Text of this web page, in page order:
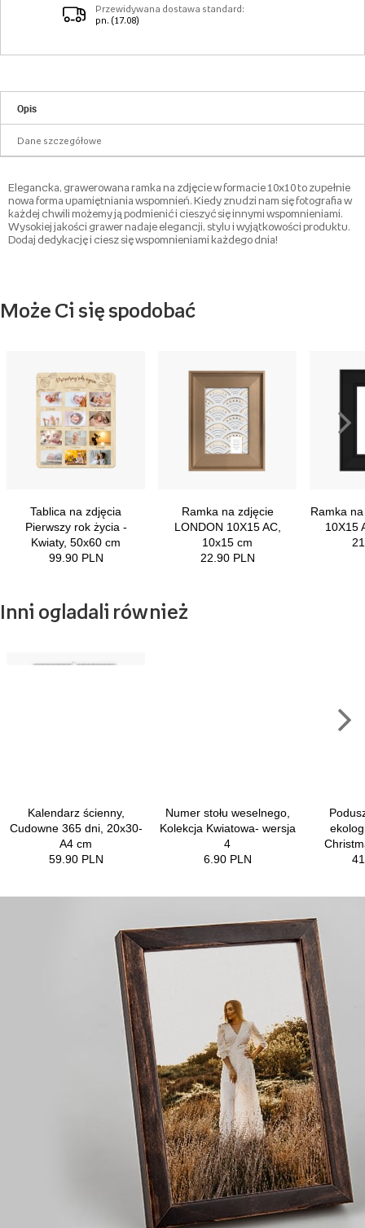
Przewidywana dostawa standard:
pn. (17.08)
Opis
Dane szczegółowe
Elegancka, grawerowana ramka na zdjęcie w formacie 10x10 to zupełnie
nowa forma upamiętniania wspomnień. Kiedy znudzi nam się fotografia w
każdej chwili możemy ją podmienić i cieszyć się innymi wspomnieniami.
Wysokiej jakości grawer nadaje elegancji, stylu i wyjątkowości produktu.
Dodaj dedykację i ciesz się wspomnieniami każdego dnia!
Może Ci się spodobać
Inni ogladali również